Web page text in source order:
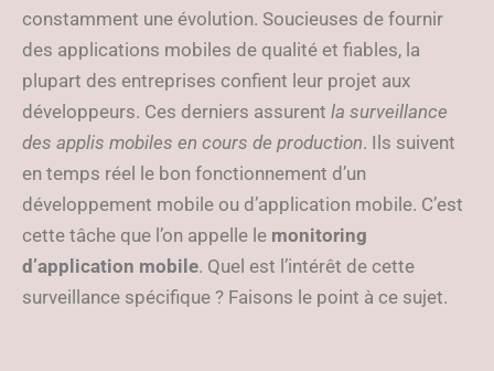
constamment une évolution. Soucieuses de fournir
des applications mobiles de qualité et fiables, la
plupart des entreprises confient leur projet aux
développeurs. Ces derniers assurent la surveillance
des applis mobiles en cours de production. Ils suivent
en temps réel le bon fonctionnement d’un
développement mobile ou d’application mobile. C’est
cette tâche que l’on appelle le monitoring
d’application mobile. Quel est l’intérêt de cette
surveillance spécifique ? Faisons le point à ce sujet.